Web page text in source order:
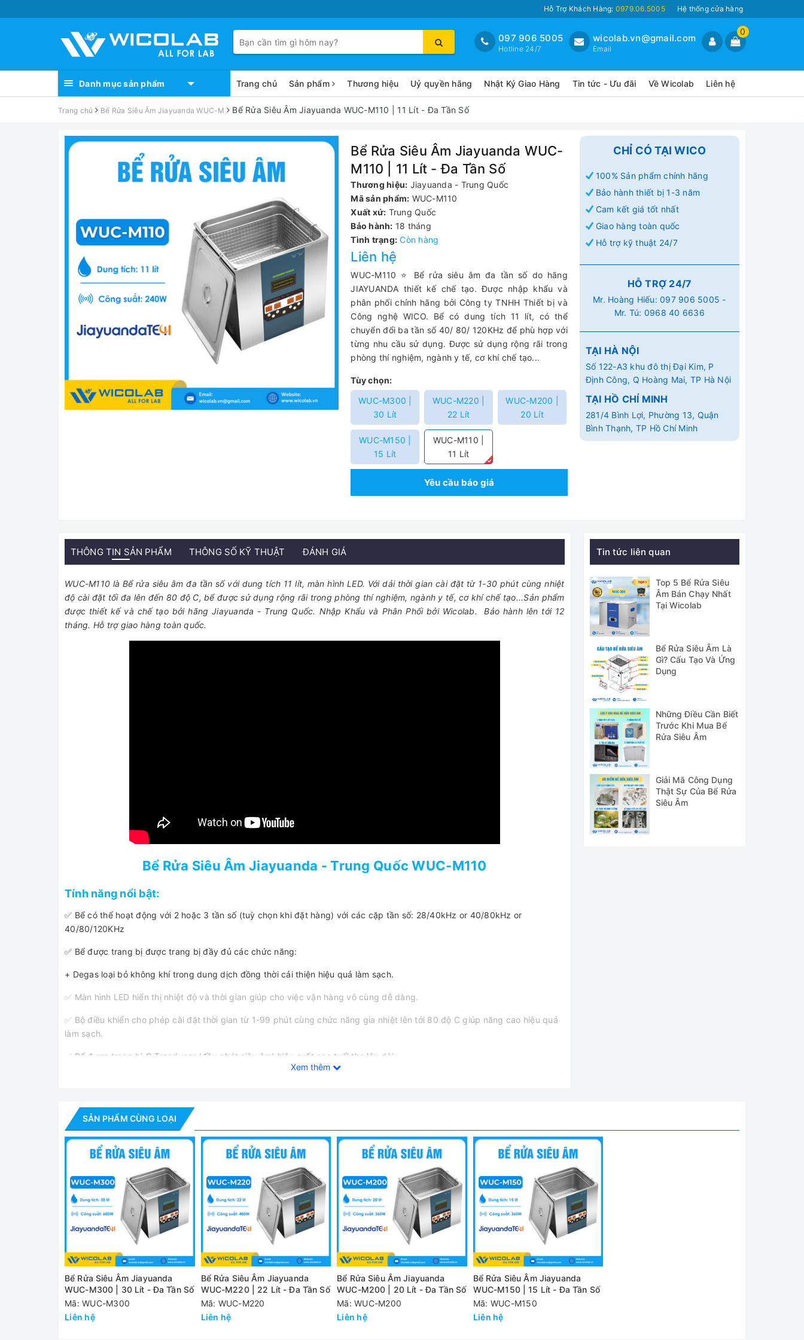
Hỗ Trợ Khách Hàng: 0979.06.5005 Hệ thống cửa hàng
0
wicolab.vn@gmail.com
Email
097 906 5005
Hotline 24/7
Danh mục sản phẩm Trang chủ Sản phẩm Thương hiệu Uỷ quyền hãng Nhật Ký Giao Hàng Tin tức - Ưu đãi Về Wicolab Liên hệ
Trang chủ Bể Rửa Siêu Âm Jiayuanda WUC-M Bể Rửa Siêu Âm Jiayuanda WUC-M110 | 11 Lít - Đa Tần Số
Bể Rửa Siêu Âm Jiayuanda WUC-
M110 | 11 Lít - Đa Tần Số
Thương hiệu: Jiayuanda - Trung Quốc
Mã sản phẩm: WUC-M110
Xuất xứ: Trung Quốc
Bảo hành: 18 tháng
Tình trạng: Còn hàng
Liên hệ
WUC-M110 ⭐ Bể rửa siêu âm đa tần số do hãng
JIAYUANDA thiết kế chế tạo. Được nhập khẩu và
phân phối chính hãng bởi Công ty TNHH Thiết bị và
Công nghệ WICO. Bể có dung tích 11 lít, có thể
chuyển đổi ba tần số 40/ 80/ 120KHz để phù hợp với
từng nhu cầu sử dụng. Được sử dụng rộng rãi trong
phòng thí nghiệm, ngành y tế, cơ khí chế tạo...
Tùy chọn:
WUC-M300 |
30 Lít
WUC-M220 |
22 Lít
WUC-M200 |
20 Lít
WUC-M150 |
15 Lít
WUC-M110 |
11 Lít
Yêu cầu báo giá
CHỈ CÓ TẠI WICO
100% Sản phẩm chính hãng
Bảo hành thiết bị 1-3 năm
Cam kết giá tốt nhất
Giao hàng toàn quốc
Hỗ trợ kỹ thuật 24/7
HỖ TRỢ 24/7
Mr. Hoàng Hiếu:097 906 5005 -
Mr. Tú: 0968 40 6636
TẠI HÀ NỘI
Số 122-A3 khu đô thị Đại Kim, P
Định Công, Q Hoàng Mai, TP Hà Nội
TẠI HỒ CHÍ MINH
281/4 Bình Lợi, Phường 13, Quận
Bình Thạnh, TP Hồ Chí Minh
THÔNG TIN SẢN PHẨM THÔNG SỐ KỸ THUẬT ĐÁNH GIÁ
WUC-M110 là Bể rửa siêu âm đa tần số với dung tích 11 lít, màn hình LED. Với dải thời gian cài đặt từ 1-30 phút cùng nhiệt
độ cài đặt tối đa lên đến 80 độ C, bể được sử dụng rộng rãi trong phòng thí nghiệm, ngành y tế, cơ khí chế tạo...Sản phẩm
được thiết kế và chế tạo bởi hãng Jiayuanda - Trung Quốc. Nhập Khẩu và Phân Phối bởi Wicolab. Bảo hành lên tới 12
tháng. Hỗ trợ giao hàng toàn quốc.
Bể Rửa Siêu Âm Jiayuanda - Trung Quốc WUC-M110
Tính năng nổi bật:
✅ Bể có thể hoạt động với 2 hoặc 3 tần số (tuỳ chọn khi đặt hàng) với các cặp tần số: 28/40kHz or 40/80kHz or
40/80/120KHz
✅ Bể được trang bị được trang bị đầy đủ các chức năng:
+ Degas loại bỏ không khí trong dung dịch đồng thời cải thiện hiệu quả làm sạch.
✅ Màn hình LED hiển thị nhiệt độ và thời gian giúp cho việc vận hàng vô cùng dễ dàng.
✅ Bộ điều khiển cho phép cài đặt thời gian từ 1-99 phút cùng chức năng gia nhiệt lên tới 80 độ C giúp năng cao hiệu quả
làm sạch.
✅ Bể được trang bị Q Tranducer (đầu phát siêu âm) hiệu suất cao tuổi thọ lâu dài.
Xem thêm
Tin tức liên quan
Top 5 Bể Rửa Siêu
Âm Bán Chạy Nhất
Tại Wicolab
Bể Rửa Siêu Âm Là
Gì? Cấu Tạo Và Ứng
Dụng
Những Điều Cần Biết
Trước Khi Mua Bể
Rửa Siêu Âm
Giải Mã Công Dụng
Thật Sự Của Bể Rửa
Siêu Âm
SẢN PHẨM CÙNG LOẠI
Bể Rửa Siêu Âm Jiayuanda
WUC-M300 | 30 Lít - Đa Tần Số
Mã: WUC-M300
Liên hệ
Bể Rửa Siêu Âm Jiayuanda
WUC-M220 | 22 Lít - Đa Tần Số
Mã: WUC-M220
Liên hệ
Bể Rửa Siêu Âm Jiayuanda
WUC-M200 | 20 Lít - Đa Tần Số
Mã: WUC-M200
Liên hệ
Bể Rửa Siêu Âm Jiayuanda
WUC-M150 | 15 Lít - Đa Tần Số
Mã: WUC-M150
Liên hệ